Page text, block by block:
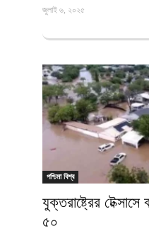
জুলাই ৬, ২০২৫
পশ্চিমা বিশ্ব
যুক্তরাষ্ট্রের
৫০